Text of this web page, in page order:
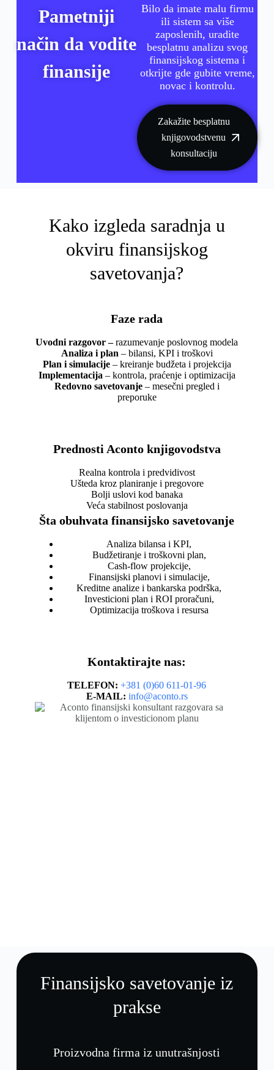
Pametniji
način da vodite
finansije
Bilo da imate malu firmu
ili sistem sa više
zaposlenih, uradite
besplatnu analizu svog
finansijskog sistema i
otkrijte gde gubite vreme,
novac i kontrolu.
Zakažite besplatnu
knjigovodstvenu
konsultaciju
Kako izgleda saradnja u
okviru finansijskog
savetovanja?
Faze rada
Uvodni razgovor –razumevanje poslovnog modela
Analiza i plan – bilansi, KPI i troškovi
Plan i simulacije– kreiranje budžeta i projekcija
Implementacija – kontrola, praćenje i optimizacija
Redovno savetovanje– mesečni pregled i
preporuke
Prednosti Aconto knjigovodstva
Realna kontrola i predvidivost
Ušteda kroz planiranje i pregovore
Bolji uslovi kod banaka
Veća stabilnost poslovanja
Šta obuhvata finansijsko savetovanje
Analiza bilansa i KPI,
Budžetiranje i troškovni plan,
Cash-flow projekcije,
Finansijski planovi i simulacije,
Kreditne analize i bankarska podrška,
Investicioni plan i ROI proračuni,
Optimizacija troškova i resursa
Kontaktirajte nas:
TELEFON: +381 (0)60 611-01-96
E-MAIL: info@aconto.rs
Finansijsko savetovanje iz
prakse
Proizvodna firma iz unutrašnjosti